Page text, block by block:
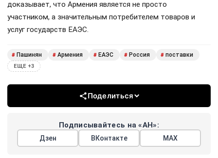
доказывает, что Армения является не просто
участником, а значительным потребителем товаров и
услуг государств ЕАЭС.
# Пашинян # Армения # ЕАЭС # Россия # поставки
ЕЩЕ +3
Поделиться
Подписывайтесь на «АН»:
Дзен ВКонтакте МАХ